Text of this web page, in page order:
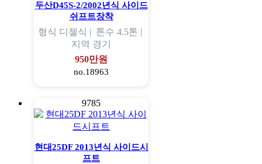
두산D45S-2/2002년식 사이드
쉬프트장착
형식 디젤식 | 톤수 4.5톤 |
지역 경기
950만원
no.18963
9785
현대25DF 2013년식 사이드시
프트